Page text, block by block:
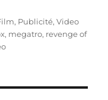
, Publicité,Video
, megatro, revenge of